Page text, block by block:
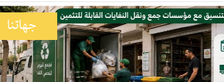
جهاتنا